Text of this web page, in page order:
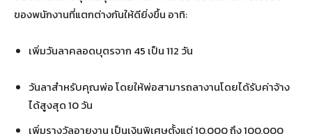
ของพนักงานที่แตกต่างกันให้ดียิ่งขึ้น อาทิ:
เพิ่มวันลาคลอดบุตรจาก 45 เป็น 112 วัน
วันลาสำหรับคุณพ่อ โดยให้พ่อสามารถลางานโดยได้รับค่าจ้าง
ได้สูงสุด 10 วัน
เพิ่มรางวัลอายุงาน เป็นเงินพิเศษตั้งแต่ 10,000 ถึง 100,000